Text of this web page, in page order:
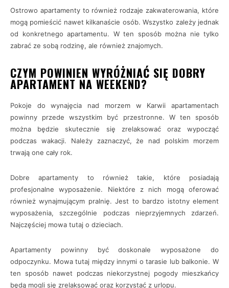
Ostrowo apartamenty to również rodzaje zakwaterowania, które
mogą pomieścić nawet kilkanaście osób. Wszystko zależy jednak
od konkretnego apartamentu. W ten sposób można nie tylko
zabrać ze sobą rodzinę, ale również znajomych.
CZYM POWINIEN WYRÓŻNIAĆ SIĘ DOBRY
APARTAMENT NA WEEKEND?
Pokoje do wynajęcia nad morzem w Karwii apartamentach
powinny przede wszystkim być przestronne. W ten sposób
można będzie skutecznie się zrelaksować oraz wypocząć
podczas wakacji. Należy zaznaczyć, że nad polskim morzem
trwają one cały rok.
Dobre apartamenty to również takie, które posiadają
profesjonalne wyposażenie. Niektóre z nich mogą oferować
również wynajmującym pralnię. Jest to bardzo istotny element
wyposażenia, szczególnie podczas nieprzyjemnych zdarzeń.
Najczęściej mowa tutaj o dzieciach.
Apartamenty powinny być doskonale wyposażone do
odpoczynku. Mowa tutaj między innymi o tarasie lub balkonie. W
ten sposób nawet podczas niekorzystnej pogody mieszkańcy
będą mogli się zrelaksować oraz korzystać z urlopu.